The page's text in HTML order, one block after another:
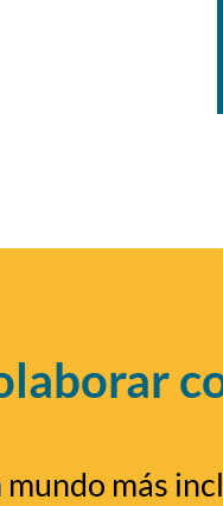
más